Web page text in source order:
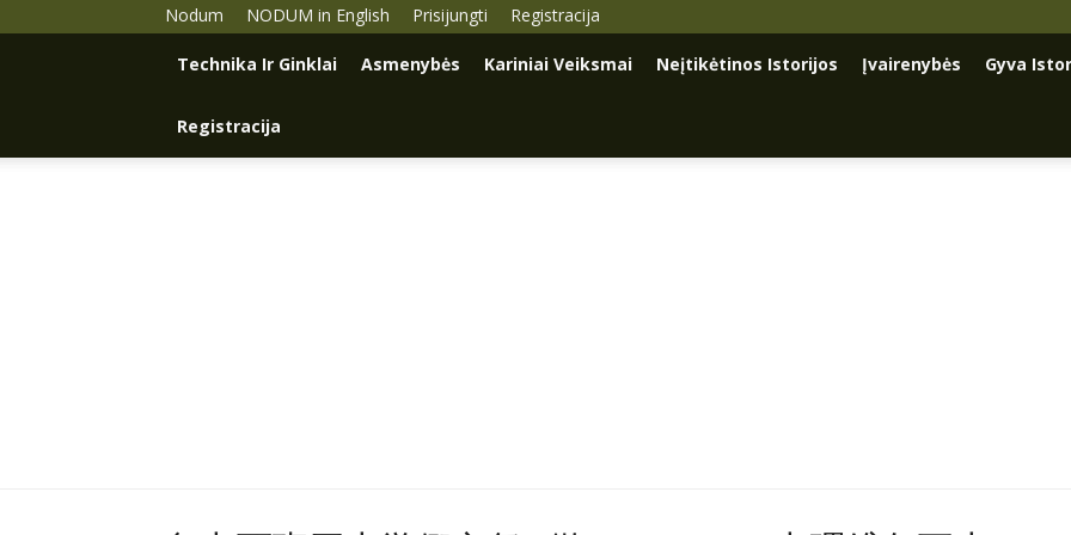
Nodum NODUM in English Prisijungti Registracija
Technika Ir Ginklai Asmenybės Kariniai Veiksmai Neįtikėtinos Istorijos Įvairenybės Gyva
Registracija